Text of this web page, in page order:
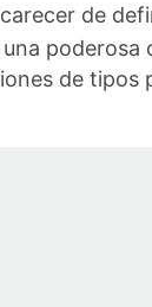
de
poderosa
de tipos